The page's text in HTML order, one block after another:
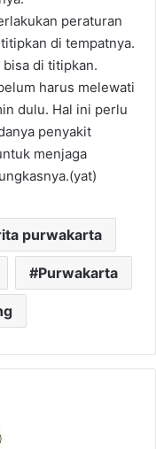
peraturan
di tempatnya.
di titipkan.
harus melewati
dulu. Hal ini perlu
penyakit
menjaga
purwakarta
Purwakarta